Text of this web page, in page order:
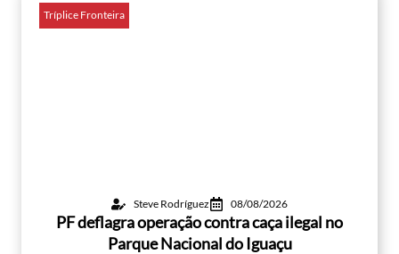
Tríplice Fronteira
Steve Rodríguez 08/08/2026
PF deflagra operação contra caça ilegal no
Parque Nacional do Iguaçu